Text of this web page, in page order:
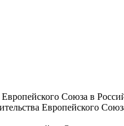
Союза в
Европейского